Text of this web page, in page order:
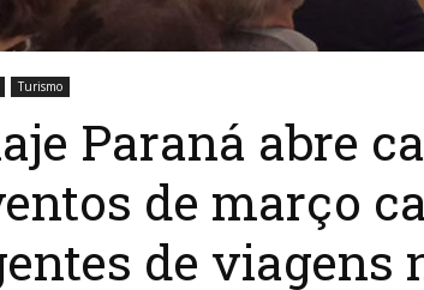
Turismo
Paraná abre
de março
de viagens